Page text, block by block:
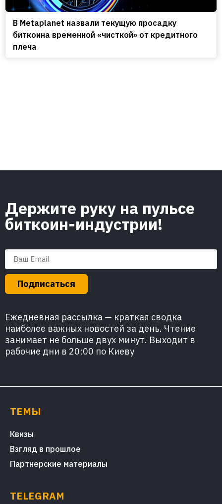
В Metaplanet назвали текущую просадку
биткоина временной «чисткой» от кредитного
плеча
Держите руку на пульсе
биткоин-индустрии!
Подписаться
Ежедневная рассылка — краткая сводка
наиболее важных новостей за день. Чтение
занимает не больше двух минут. Выходит в
рабочие дни в 20:00 по Киеву
ТЕМЫ
Квизы
Взгляд в прошлое
Партнерские материалы
TELEGRAM